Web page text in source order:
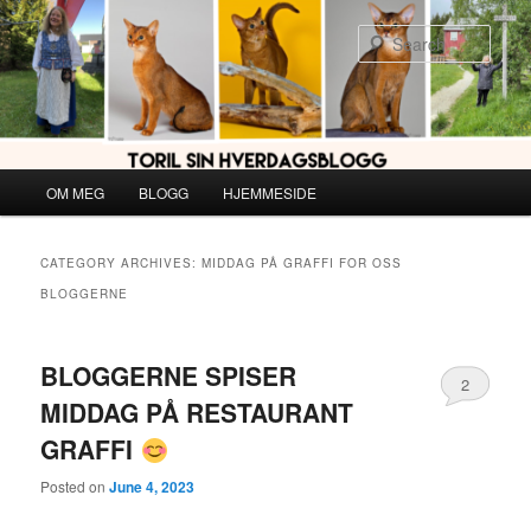
Skip
to
primary
content
Skip
to
secondary
content
OM MEG BLOGG HJEMMESIDE
CATEGORY ARCHIVES:MIDDAG PÅ GRAFFI FOR OSS
BLOGGERNE
BLOGGERNE SPISER
MIDDAG PÅ RESTAURANT
GRAFFI
Posted onJune 4, 2023
2